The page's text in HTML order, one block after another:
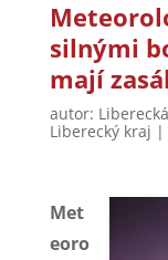
silnými
mají
autor:
Liberecký kraj |
Met
eoro